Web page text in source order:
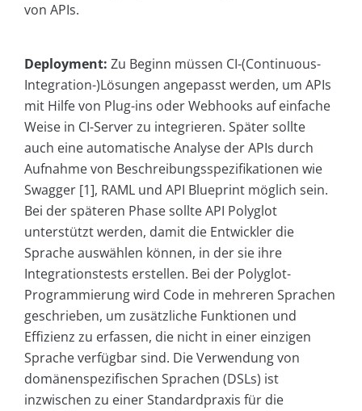
von APIs.
Deployment: Zu Beginn müssen CI-(Continuous-
Integration-)Lösungen angepasst werden, um APIs
mit Hilfe von Plug-ins oder Webhooks auf einfache
Weise in CI-Server zu integrieren. Später sollte
auch eine automatische Analyse der APIs durch
Aufnahme von Beschreibungsspezifikationen wie
Swagger [1], RAML und API Blueprint möglich sein.
Bei der späteren Phase sollte API Polyglot
unterstützt werden, damit die Entwickler die
Sprache auswählen können, in der sie ihre
Integrationstests erstellen. Bei der Polyglot-
Programmierung wird Code in mehreren Sprachen
geschrieben, um zusätzliche Funktionen und
Effizienz zu erfassen, die nicht in einer einzigen
Sprache verfügbar sind. Die Verwendung von
domänenspezifischen Sprachen (DSLs) ist
inzwischen zu einer Standardpraxis für die